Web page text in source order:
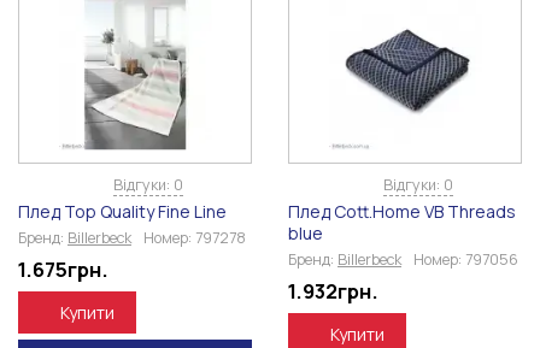
Відгуки: 0
Плед Top Quality Fine Line
Бренд: Billerbeck Номер: 797278
1.675грн.
Купити
Відгуки: 0
Плед Cott.Home VB Threads
blue
Бренд: Billerbeck Номер: 797056
1.932грн.
Купити